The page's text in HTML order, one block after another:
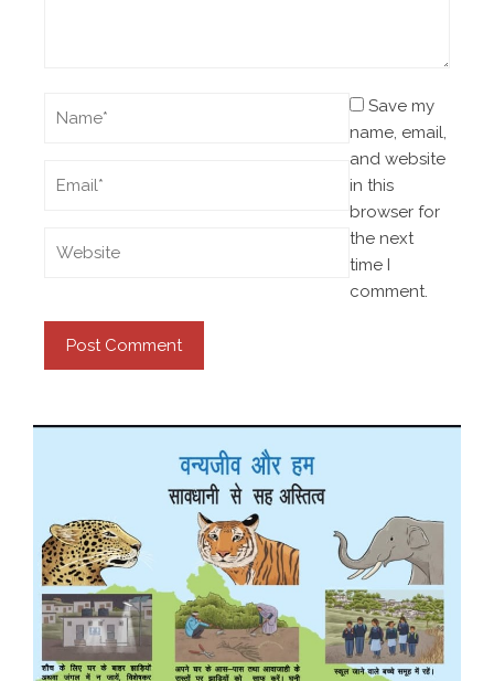
Save my
name, email,
and website
in this
browser for
the next
time I
comment.